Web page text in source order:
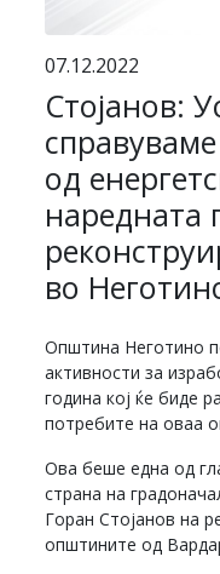
07.12.2022
Стојанов:
од
наредната
во
Општина Неготино
активности за
година кој ќе биде
потребите на оваа
Ова беше една од
страна на
Горан Стојанов на
општините од